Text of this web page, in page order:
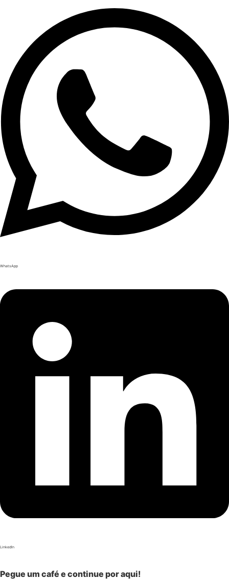
WhatsApp
LinkedIn
Pegue um café e continue por aqui!